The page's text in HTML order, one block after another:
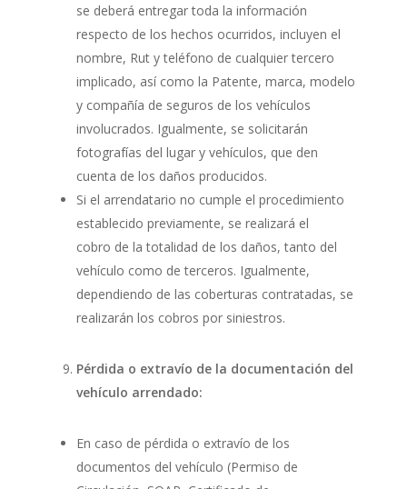
se deberá entregar toda la información
respecto de los hechos ocurridos, incluyen el
nombre, Rut y teléfono de cualquier tercero
implicado, así como la Patente, marca, modelo
y compañía de seguros de los vehículos
involucrados. Igualmente, se solicitarán
fotografías del lugar y vehículos, que den
cuenta de los daños producidos.
Si el arrendatario no cumple el procedimiento
establecido previamente, se realizará el
cobro de la totalidad de los daños, tanto del
vehículo como de terceros. Igualmente,
dependiendo de las coberturas contratadas, se
realizarán los cobros por siniestros.
Pérdida o extravío de la documentación del
vehículo arrendado:
En caso de pérdida o extravío de los
documentos del vehículo (Permiso de